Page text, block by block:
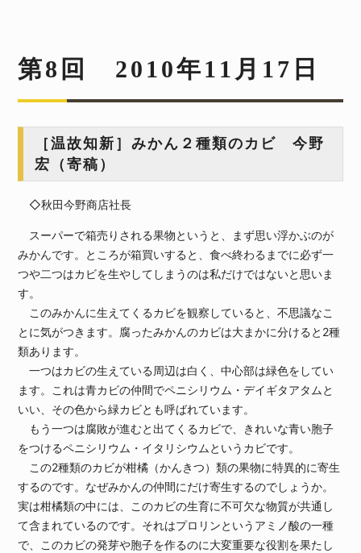
第8回 2010年11月17日
［温故知新］みかん２種類のカビ 今野
宏（寄稿）
◇秋田今野商店社長
スーパーで箱売りされる果物というと、まず思い浮かぶのが
みかんです。ところが箱買いすると、食べ終わるまでに必ず一
つや二つはカビを生やしてしまうのは私だけではないと思いま
す。
このみかんに生えてくるカビを観察していると、不思議なこ
とに気がつきます。腐ったみかんのカビは大まかに分けると2種
類あります。
一つはカビの生えている周辺は白く、中心部は緑色をしてい
ます。これは青カビの仲間でペニシリウム・デイギタアタムと
いい、その色から緑カビとも呼ばれています。
もう一つは腐敗が進むと出てくるカビで、きれいな青い胞子
をつけるペニシリウム・イタリシウムというカビです。
この2種類のカビが柑橘（かんきつ）類の果物に特異的に寄生
するのです。なぜみかんの仲間にだけ寄生するのでしょうか。
実は柑橘類の中には、このカビの生育に不可欠な物質が共通し
て含まれているのです。それはプロリンというアミノ酸の一種
で、このカビの発芽や胞子を作るのに大変重要な役割を果たし